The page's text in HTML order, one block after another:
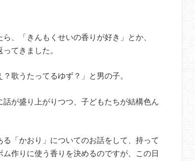
、「きんもくせいの香りが好き」とか、
てきました。
歌うたってるゆず？」と男の子。
が盛り上がりつつ、子どもたちが結構色ん
「かおり」についてのお話をして、持って
作りに使う香りを決めるのですが、この日